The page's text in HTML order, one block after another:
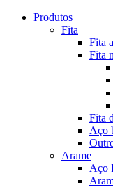
Produtos
Fita
Fita
Fita
Fita
Aço
Arame
Aço